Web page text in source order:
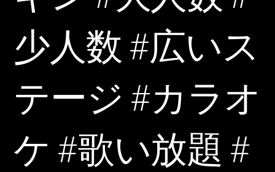
少人数 #広いス
テージ #カラオ
ケ #歌い放題 #